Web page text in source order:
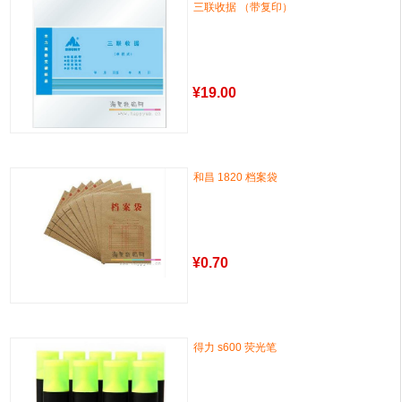
三联收据 （带复印）
¥19.00
和昌 1820 档案袋
¥0.70
得力 s600 荧光笔